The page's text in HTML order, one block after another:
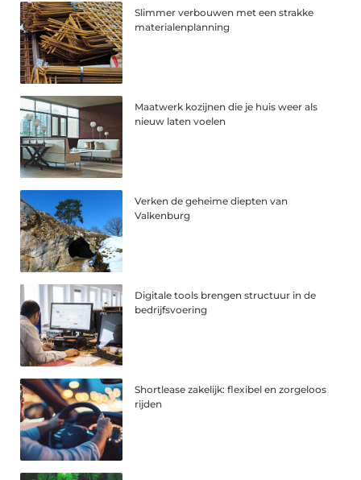
Slimmer verbouwen met een strakke
materialenplanning
Maatwerk kozijnen die je huis weer als
nieuw laten voelen
Verken de geheime diepten van
Valkenburg
Digitale tools brengen structuur in de
bedrijfsvoering
Shortlease zakelijk: flexibel en zorgeloos
rijden